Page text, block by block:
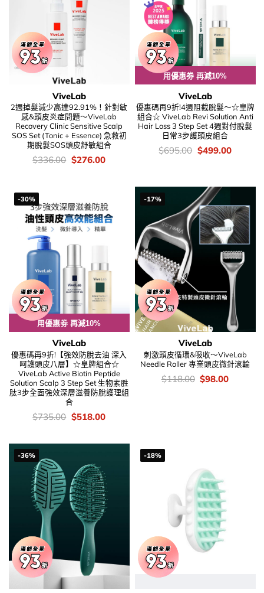
ViveLab
2週掉髮減少高達92.91%！針對敏
感&頭皮炎症問題～ViveLab
Recovery Clinic Sensitive Scalp
SOS Set (Tonic + Essence) 急救初
期脫髮SOS頭皮舒敏組合
價
$336.00 Original
$276.00Current
$276.00.
用優惠劵 再減10%
ViveLab
優惠碼再9折!4週阻截脫髮～☆皇牌
組合☆ ViveLab Revi Solution Anti
Hair Loss 3 Step Set 4週對付脫髮
日常3步護頭皮組合
價
$695.00 Original
$499.00Current
-30%
用優惠劵 再減10%
ViveLab
優惠碼再9折!【強效防脫去油 深入
呵護頭皮八層】☆皇牌組合☆
ViveLab Active Biotin Peptide
Solution Scalp 3 Step Set 生物素胜
肽3步全面強效深層滋養防脫護理組
合
價
錢：
$735.00 Original
price
$735.00.
$518.00Current
$518.00.
-17%
ViveLab
刺激頭皮循環&吸收～ViveLab
Needle Roller 專業頭皮微針滾輪
價
錢：
$118.00 Original
price
$98.00Current
-36% -18%